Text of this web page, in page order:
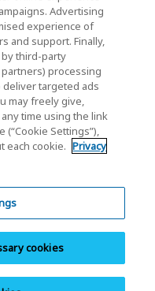
HoldingsAdvertising
experience of
and support. Finally,
third-party
processing
deliver targeted ads
may freely give,
time using the link
Settings”),
each cookie. Privacy
cookies